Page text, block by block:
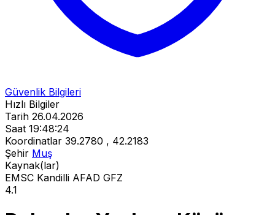
Güvenlik Bilgileri
Hızlı Bilgiler
Tarih 26.04.2026
Saat 19:48:24
Koordinatlar 39.2780 , 42.2183
Şehir Muş
Kaynak(lar)
EMSC Kandilli AFAD GFZ
4.1